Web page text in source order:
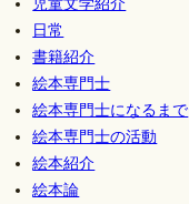
日常
書籍紹介
絵本専門士
絵本専門士になるまで
絵本専門士の活動
絵本紹介
絵本論